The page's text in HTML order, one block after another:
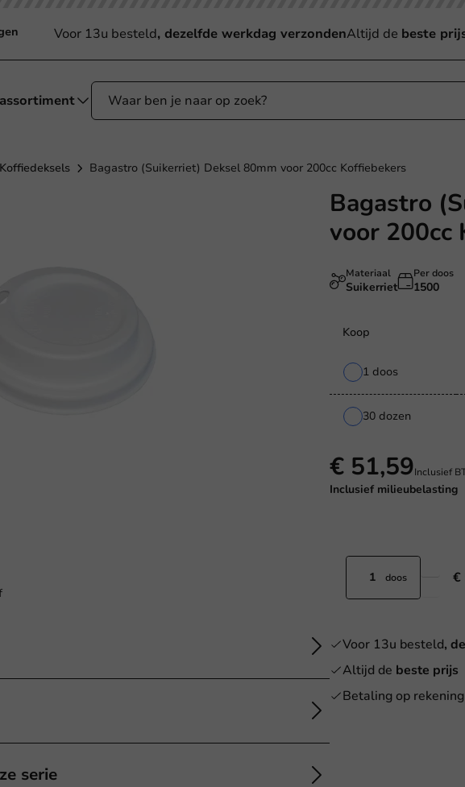
Voor 13u besteld, dezelfde werkdag verzondenAltijd de beste
Koffiedeksels Bagastro (Suikerriet) Deksel 80mm voor 200cc Koffiebekers
serie
Bagastro
voor 200cc
Materiaal
Suikerriet
Per doos
1500
Koop
1 doos
30 dozen
€ 51,59Inclusief
Inclusief milieubelasting
doos €
Voor 13u besteld,
Altijd de beste prijs
Betaling op